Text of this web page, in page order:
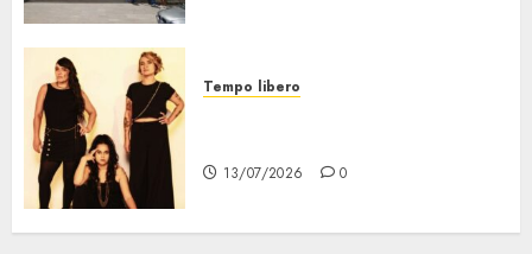
Tempo libero
13/07/2026 0